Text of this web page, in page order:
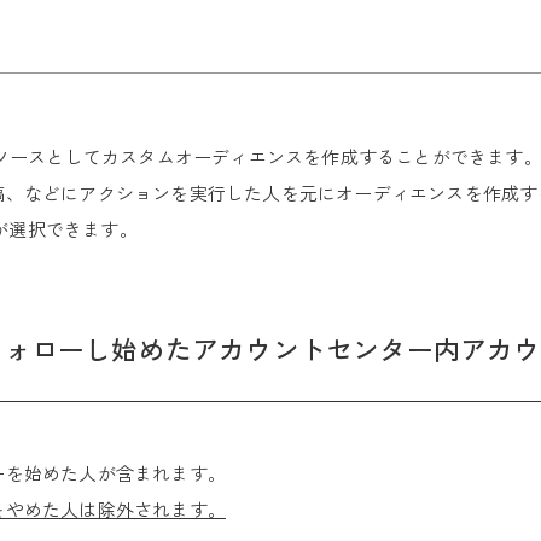
スとしてカスタムオーディエンスを作成することができます。
などにアクションを実行した人を元にオーディエンスを作成す
択できます。
ローし始めたアカウントセンター内アカ
始めた人が含まれます。
めた人は除外されます。